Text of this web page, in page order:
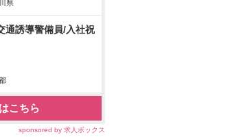
県
通誘導警備員/入社祝
こちら
sponsored by 求人ボックス